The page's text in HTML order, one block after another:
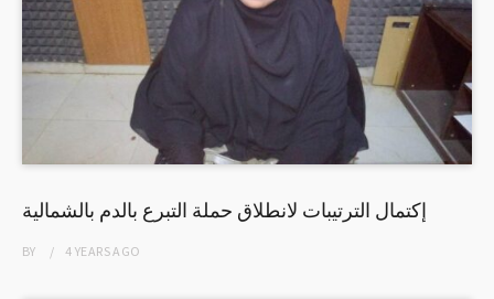
إكتمال الترتيبات لانطلاق حملة التبرع بالدم بالشمالية
BY 4 YEARSAGO